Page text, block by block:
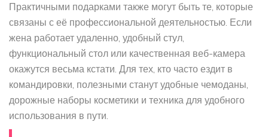
Практичными подарками также могут быть те, которые
связаны с её профессиональной деятельностью. Если
жена работает удаленно, удобный стул,
функциональный стол или качественная веб-камера
окажутся весьма кстати. Для тех, кто часто ездит в
командировки, полезными станут удобные чемоданы,
дорожные наборы косметики и техника для удобного
использования в пути.